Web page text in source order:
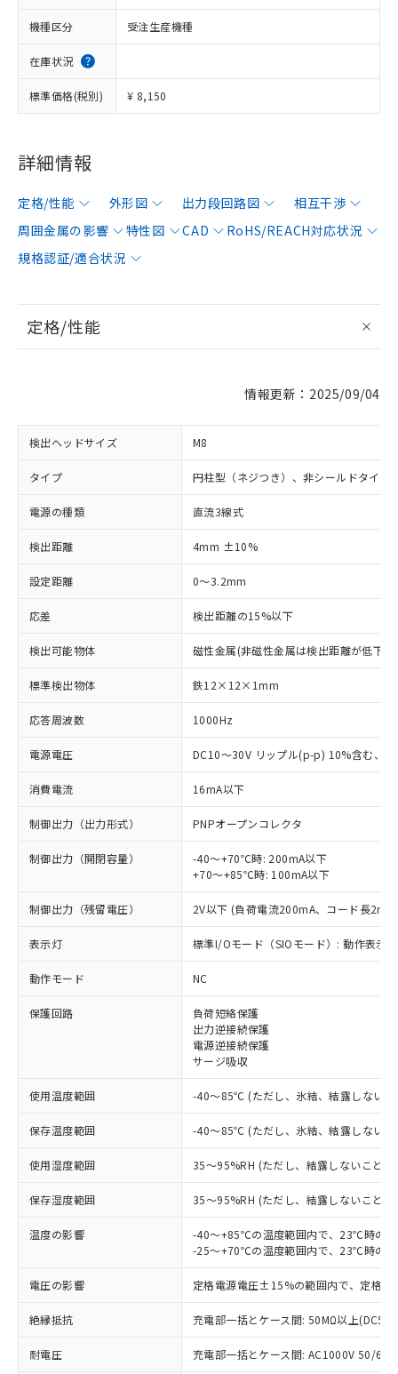
機種区分 受注生産機種
在庫状況
標準価格(税別) ¥ 8,150
詳細情報
定格/性能 外形図 出力段回路図
相互干渉
周囲金属の影響
特性図 CAD
RoHS/REACH対応状況
規格認証/適合状況
定格/性能
情報更新：2025/09/04
検出ヘッドサイズ M8
タイプ 円柱型（ネジつき）、非シールドタイプ
電源の種類 直流3線式
検出距離 4mm ±10%
設定距離 0～3.2mm
応差 検出距離の15%以下
検出可能物体 磁性金属(非磁性金属は検出距離が低下し
標準検出物体 鉄12×12×1mm
応答周波数 1000Hz
電源電圧 DC10～30V リップル(p-p) 10%含む、
消費電流 16mA以下
制御出力（出力形式） PNPオープンコレクタ
制御出力（開閉容量）
-40～+70℃時: 200mA以下
+70～+85℃時: 100mA以下
制御出力（残留電圧） 2V以下 (負荷電流200mA、コード長2m
表示灯 標準I/Oモード（SIOモード）: 動作表示
動作モード NC
保護回路
負荷短絡保護
出力逆接続保護
電源逆接続保護
サージ吸収
使用温度範囲 -40～85℃ (ただし、氷結、結露しないこ
保存温度範囲 -40～85℃ (ただし、氷結、結露しないこ
使用湿度範囲 35～95%RH (ただし、結露しないこと)
保存湿度範囲 35～95%RH (ただし、結露しないこと)
温度の影響
-40～+85℃の温度範囲内で、23℃時の
-25～+70℃の温度範囲内で、23℃時の
電圧の影響 定格電源電圧±15%の範囲内で、定格
絶縁抵抗 充電部一括とケース間: 50MΩ以上
耐電圧 充電部一括とケース間: AC1000V 50/
ご利用条件
以下の条件をお読みいただき、同意のうえ
ご利用ください。
本サービスは、当社制御機器事業取扱
商品の当社在庫状況および標準価格
(税抜)を提供させていただくもので
当社制御機器事業取扱商品の中には、
本サービスの対象外となる商品もある
ことをご了承ください。
在庫状況および標準価格照会結果は、
※1 対応状況
対応済み：EU RoHS指令（10物質）の
非含有に対応した製品が提供可能な商品で
対応予定：EU RoHS指令（10物質）の非含
有に対応した製品に切り替える予定のある
商品です。
対応予定なし：EU RoHS指令（10物質）の
非含有に非対応の商品で、対応品を出す予
定はありません。
調査・確認中：EU RoHS指令（10物質）の
非含有の対応状況を調査中または確認中の
非該当品：ライセンス料など無形物で、有
害物質有無と関係のない商品です。
いたものが、含有品と判明した場合などや
むを得ず変更することがあります。
※1 中国RoHS○×表
「○」：最大均質材料含有率が中国RoHSの
基準値以下であることを示します。
「×」：最大均質材料含有率が中国RoHSの
基準値を超えていることを示します。
為替および外国貿易法に定める商品
（以下｢規制貨物等」という）を輸出